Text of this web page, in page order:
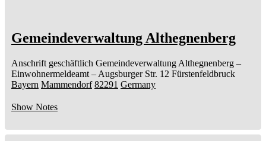
Gemeindeverwaltung Althegnenberg
Anschrift geschäftlich Gemeindeverwaltung Althegnenberg –
Einwohnermeldeamt – Augsburger Str. 12 Fürstenfeldbruck
Bayern Mammendorf 82291 Germany
Show Notes